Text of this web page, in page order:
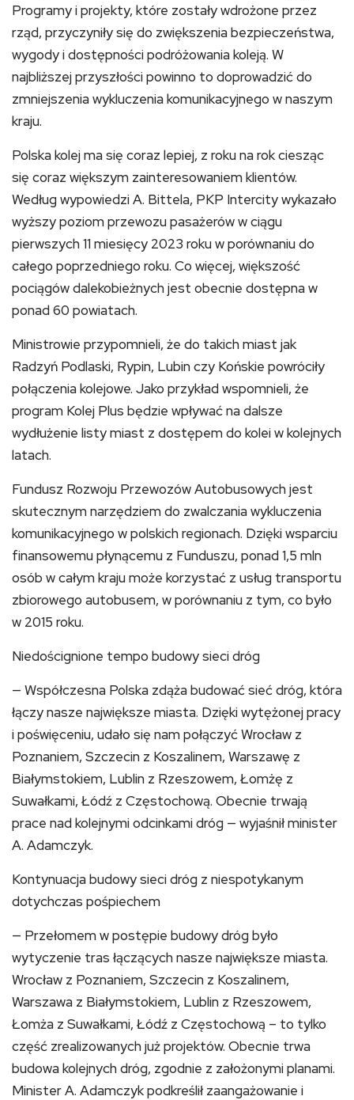
Programy i projekty, które zostały wdrożone przez
rząd, przyczyniły się do zwiększenia bezpieczeństwa,
wygody i dostępności podróżowania koleją. W
najbliższej przyszłości powinno to doprowadzić do
zmniejszenia wykluczenia komunikacyjnego w naszym
kraju.
Polska kolej ma się coraz lepiej, z roku na rok ciesząc
się coraz większym zainteresowaniem klientów.
Według wypowiedzi A. Bittela, PKP Intercity wykazało
wyższy poziom przewozu pasażerów w ciągu
pierwszych 11 miesięcy 2023 roku w porównaniu do
całego poprzedniego roku. Co więcej, większość
pociągów dalekobieżnych jest obecnie dostępna w
ponad 60 powiatach.
Ministrowie przypomnieli, że do takich miast jak
Radzyń Podlaski, Rypin, Lubin czy Końskie powróciły
połączenia kolejowe. Jako przykład wspomnieli, że
program Kolej Plus będzie wpływać na dalsze
wydłużenie listy miast z dostępem do kolei w kolejnych
latach.
Fundusz Rozwoju Przewozów Autobusowych jest
skutecznym narzędziem do zwalczania wykluczenia
komunikacyjnego w polskich regionach. Dzięki wsparciu
finansowemu płynącemu z Funduszu, ponad 1,5 mln
osób w całym kraju może korzystać z usług transportu
zbiorowego autobusem, w porównaniu z tym, co było
w 2015 roku.
Niedoścignione tempo budowy sieci dróg
— Współczesna Polska zdąża budować sieć dróg, która
łączy nasze największe miasta. Dzięki wytężonej pracy
i poświęceniu, udało się nam połączyć Wrocław z
Poznaniem, Szczecin z Koszalinem, Warszawę z
Białymstokiem, Lublin z Rzeszowem, Łomżę z
Suwałkami, Łódź z Częstochową. Obecnie trwają
prace nad kolejnymi odcinkami dróg — wyjaśnił minister
A. Adamczyk.
Kontynuacja budowy sieci dróg z niespotykanym
dotychczas pośpiechem
— Przełomem w postępie budowy dróg było
wytyczenie tras łączących nasze największe miasta.
Wrocław z Poznaniem, Szczecin z Koszalinem,
Warszawa z Białymstokiem, Lublin z Rzeszowem,
Łomża z Suwałkami, Łódź z Częstochową – to tylko
część zrealizowanych już projektów. Obecnie trwa
budowa kolejnych dróg, zgodnie z założonymi planami.
Minister A. Adamczyk podkreślił zaangażowanie i